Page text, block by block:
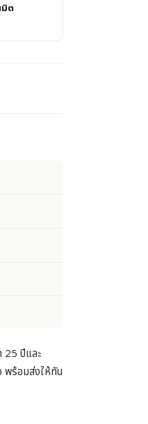
ต
25 ปีและ
พร้อมส่งให้ทัน